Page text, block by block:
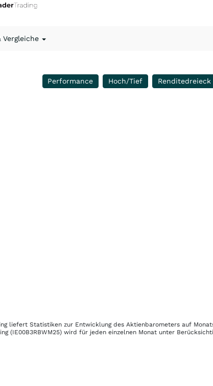
Vergleiche
Performance Hoch/Tief Renditedreieck
liefert Statistiken zur Entwicklung des Aktienbarometers auf
(IE00B3RBWM25) wird für jeden einzelnen Monat unter